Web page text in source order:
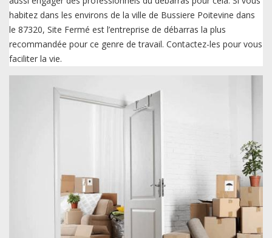
habitez dans les environs de la ville de Bussiere Poitevine dans
le 87320, Site Fermé est l’entreprise de débarras la plus
recommandée pour ce genre de travail. Contactez-les pour vous
faciliter la vie.